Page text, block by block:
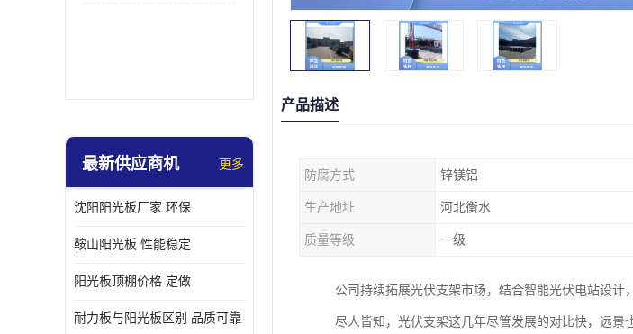
最新供应商机 更多
沈阳阳光板厂家 环保
鞍山阳光板 性能稳定
阳光板顶棚价格 定做
耐力板与阳光板区别 品质可靠
产品描述
防腐方式 锌镁铝
生产地址 河北衡水
质量等级 一级
公司持续拓展光伏支架市场，结合智能光伏电站设
尽人皆知，光伏支架这几年尽管发展的对比快，远景